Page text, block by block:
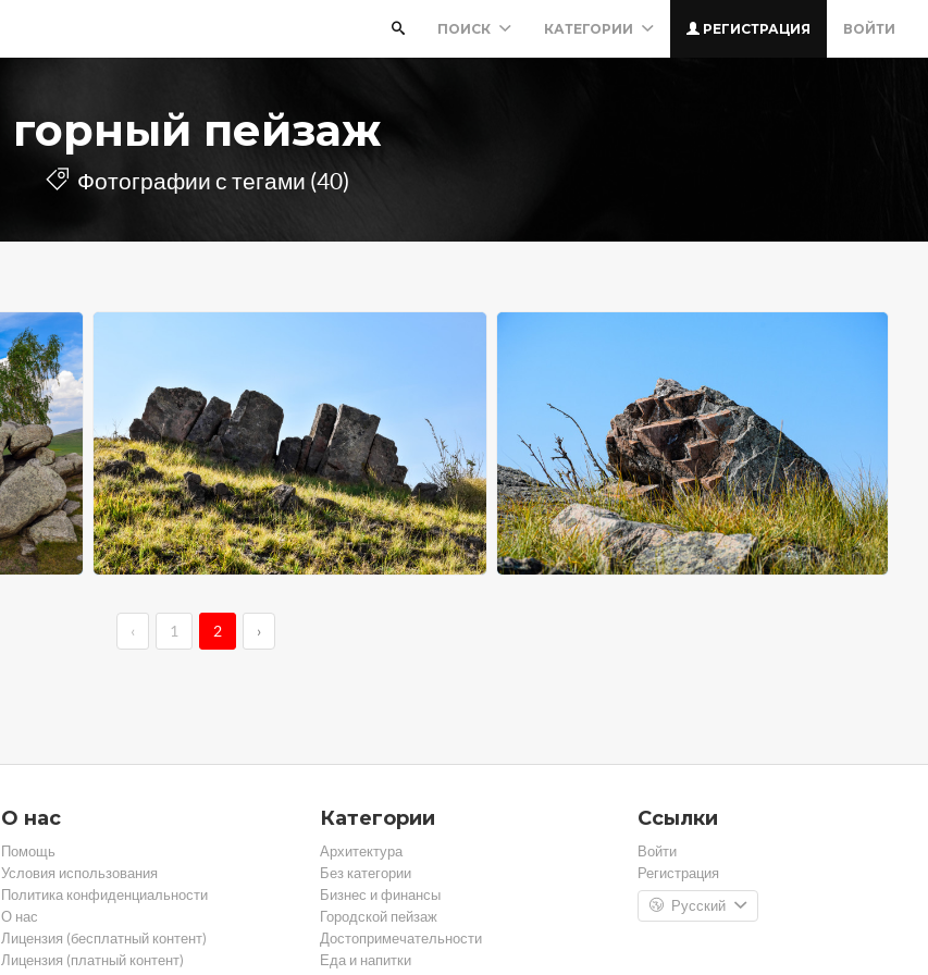
ПОИСК КАТЕГОРИИ РЕГИСТРАЦИЯ ВОЙТИ
горный пейзаж
Фотографии с тегами (40)
‹ 1 2 ›
О нас
Помощь
Условия использования
Политика конфиденциальности
О нас
Лицензия (бесплатный контент)
Лицензия (платный контент)
Категории
Архитектура
Без категории
Бизнес и финансы
Городской пейзаж
Достопримечательности
Еда и напитки
Ссылки
Войти
Регистрация
Русский